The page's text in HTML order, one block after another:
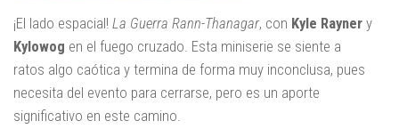
¡El lado espacial! La Guerra Rann-Thanagar, con Kyle Rayner y
Kylowog en el fuego cruzado. Esta miniserie se siente a
ratos algo caótica y termina de forma muy inconclusa, pues
necesita del evento para cerrarse, pero es un aporte
significativo en este camino.